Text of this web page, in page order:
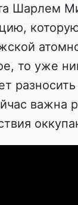
Шарлем
то уже
важна